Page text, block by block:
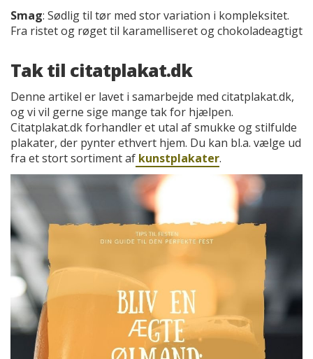
Smag: Sødlig til tør med stor variation i kompleksitet.
Fra ristet og røget til karamelliseret og chokoladeagtigt
Tak til citatplakat.dk
Denne artikel er lavet i samarbejde med citatplakat.dk,
og vi vil gerne sige mange tak for hjælpen.
Citatplakat.dk forhandler et utal af smukke og stilfulde
plakater, der pynter ethvert hjem. Du kan bl.a. vælge ud
fra et stort sortiment af kunstplakater.